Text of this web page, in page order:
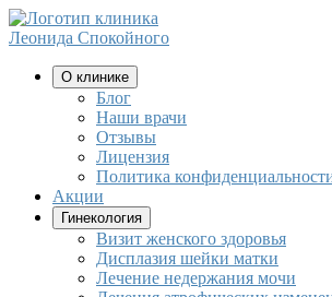
клиника
Леонида Спокойного
О клинике
Блог
Наши врачи
Отзывы
Лицензия
Политика
Акции
Гинекология
Визит женского здоровья
Дисплазия шейки матки
Лечение недержания мочи